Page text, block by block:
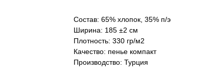
Состав: 65% хлопок, 35% п/э
Ширина: 185 ±2 см
Плотность: 330 гр/м2
Качество: пенье компакт
Производство: Турция